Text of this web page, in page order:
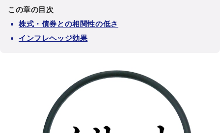
この章の目次
株式・債券との相関性の低さ
インフレヘッジ効果